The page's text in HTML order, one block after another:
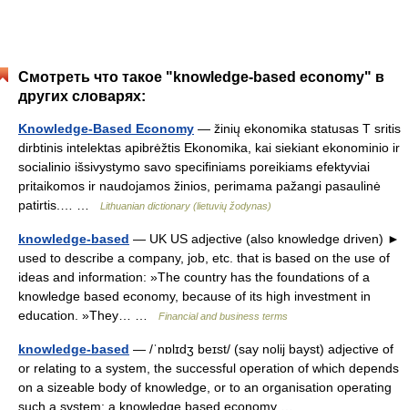
Смотреть что такое "knowledge-based economy" в
других словарях:
Knowledge-Based Economy — žinių ekonomika statusas T sritis
dirbtinis intelektas apibrėžtis Ekonomika, kai siekiant ekonominio ir
socialinio išsivystymo savo specifiniams poreikiams efektyviai
pritaikomos ir naudojamos žinios, perimama pažangi pasaulinė
patirtis.… …
Lithuanian dictionary (lietuvių žodynas)
knowledge-based — UK US adjective (also knowledge driven) ►
used to describe a company, job, etc. that is based on the use of
ideas and information: »The country has the foundations of a
knowledge based economy, because of its high investment in
education. »They… …
Financial and business terms
knowledge-based — /ˈnɒlɪdʒ beɪst/ (say nolij bayst) adjective of
or relating to a system, the successful operation of which depends
on a sizeable body of knowledge, or to an organisation operating
such a system: a knowledge based economy …